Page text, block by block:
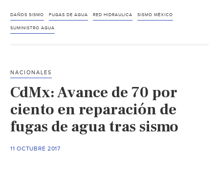
de
agua
potable
(El
Universal)
DAÑOS SISMO FUGAS DE AGUA RED HIDRAULICA SISMO MÉXICO
SUMINISTRO AGUA
NACIONALES
CdMx: Avance de 70 por
ciento en reparación de
fugas de agua tras sismo
11 OCTUBRE 2017